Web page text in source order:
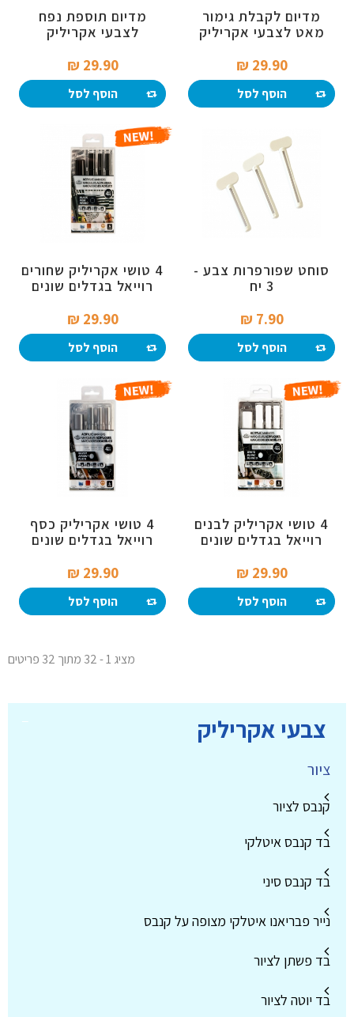
מדיום לקבלת גימור
מאט לצבעי אקריליק
29.90 ₪‎
הוסף לסל
מדיום תוספת נפח
לצבעי אקריליק
29.90 ₪‎
הוסף לסל
סוחט שפורפרות צבע -
3 יח
7.90 ₪‎
הוסף לסל
4 טושי אקריליק שחורים
רוייאל בגדלים שונים
29.90 ₪‎
הוסף לסל
4 טושי אקריליק לבנים
רוייאל בגדלים שונים
29.90 ₪‎
הוסף לסל
4 טושי אקריליק כסף
רוייאל בגדלים שונים
29.90 ₪‎
הוסף לסל
מציג 1 - 32 מתוך 32 פריטים
צבעי אקריליק
ציור
קנבס לציור
בד קנבס איטלקי
בד קנבס סיני
נייר פבריאנו איטלקי מצופה על קנבס
בד פשתן לציור
בד יוטה לציור